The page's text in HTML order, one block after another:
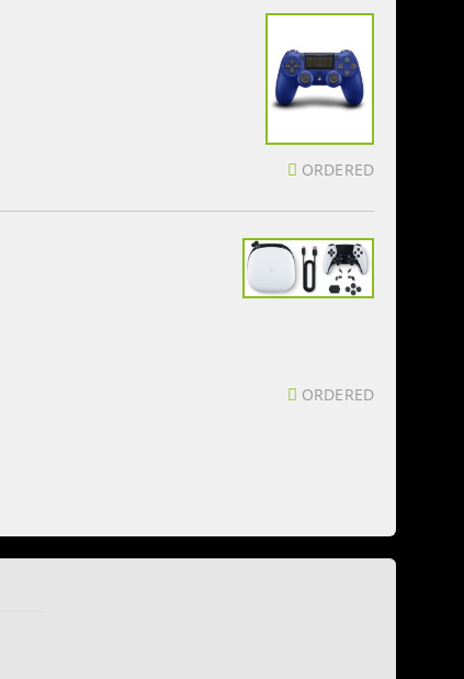
ORDERED
ORDERED